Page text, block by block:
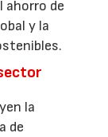
ahorro de
y la
la
de